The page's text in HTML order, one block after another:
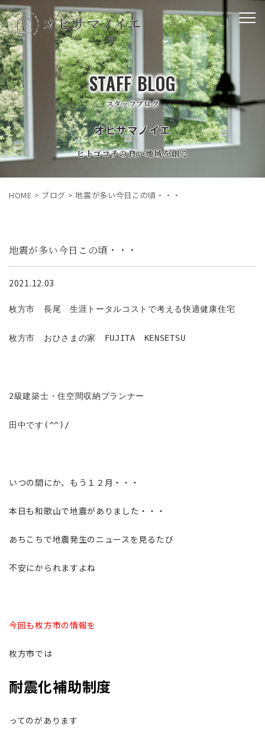
オヒサマノイエ
ヒトゴコチの良い地域を創る
STAFF BLOG
スタッフブログ
HOME > ブログ >地震が多い今日この頃・・・
地震が多い今日この頃・・・
2021.12.03
枚方市 長尾 生涯トータルコストで考える快適健康住宅
枚方市 おひさまの家 FUJITA KENSETSU
2級建築士・住空間収納プランナー
田中です(^^)/
いつの間にか、もう１２月・・・
本日も和歌山で地震がありました・・・
あちこちで地震発生のニュースを見るたび
不安にかられますよね
今回も枚方市の情報を
枚方市では
耐震化補助制度
ってのがあります